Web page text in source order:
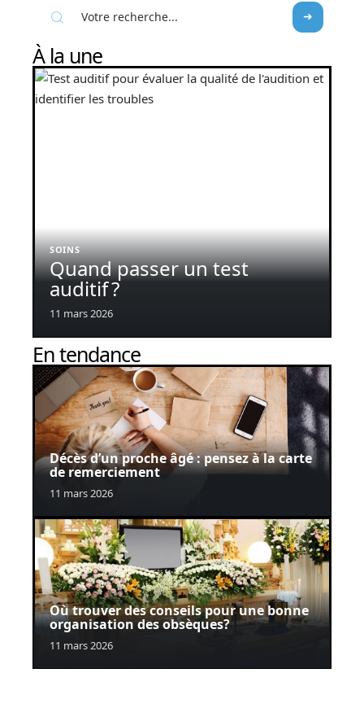
À la une
SOINS
Quand passer un test
auditif ?
11 mars 2026
En tendance
Décès d’un proche âgé : pensez à la carte
de remerciement
11 mars 2026
Où trouver des conseils pour une bonne
organisation des obsèques?
11 mars 2026